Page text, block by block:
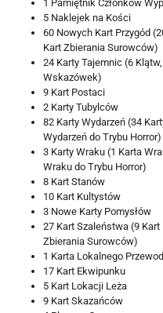
1 Pamiętnik Członków
5 Naklejek na Kości
60 Nowych Kart Przygód
Kart Zbierania Surowców)
24 Karty Tajemnic (6
Wskazówek)
9 Kart Postaci
2 Karty Tubylców
82 Karty Wydarzeń (34
Wydarzeń do Trybu Horror)
3 Karty Wraku (1 Karta
Wraku do Trybu Horror)
8 Kart Stanów
10 Kart Kultystów
3 Nowe Karty Pomysłów
27 Kart Szaleństwa (9
Zbierania Surowców)
1 Karta Lokalnego
17 Kart Ekwipunku
5 Kart Lokacji Leża
9 Kart Skazańców